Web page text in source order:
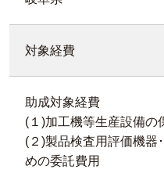
対象経費
助成対象経費
(１)加工機等生産設備の
(２)製品検査用評価機器
めの委託費用